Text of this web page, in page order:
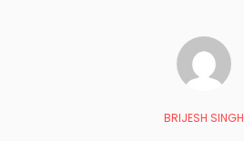
BRIJESH SINGH